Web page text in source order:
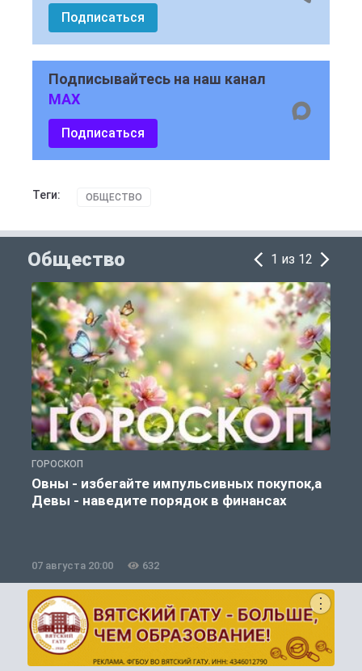
Подписаться
Подписывайтесь на наш канал
MAX
Подписаться
Теги: ОБЩЕСТВО
Общество 1 из 12
ГОРОСКОП
Овны - избегайте импульсивных покупок,а
Девы - наведите порядок в финансах
07 августа 20:00 632